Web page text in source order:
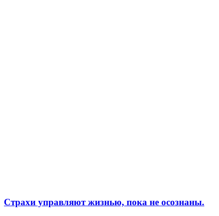
Страхи управляют жизнью, пока не осознаны.